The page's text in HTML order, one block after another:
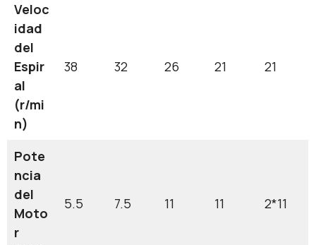
Veloc
idad
del
Espir
al
(r/mi
n)
38 32 26 21 21
Pote
ncia
del
Moto
r
5.5 7.5 11 11 2*11